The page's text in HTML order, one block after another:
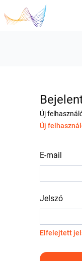
Új
Új
E-mail
Jelszó
Elfelejtett